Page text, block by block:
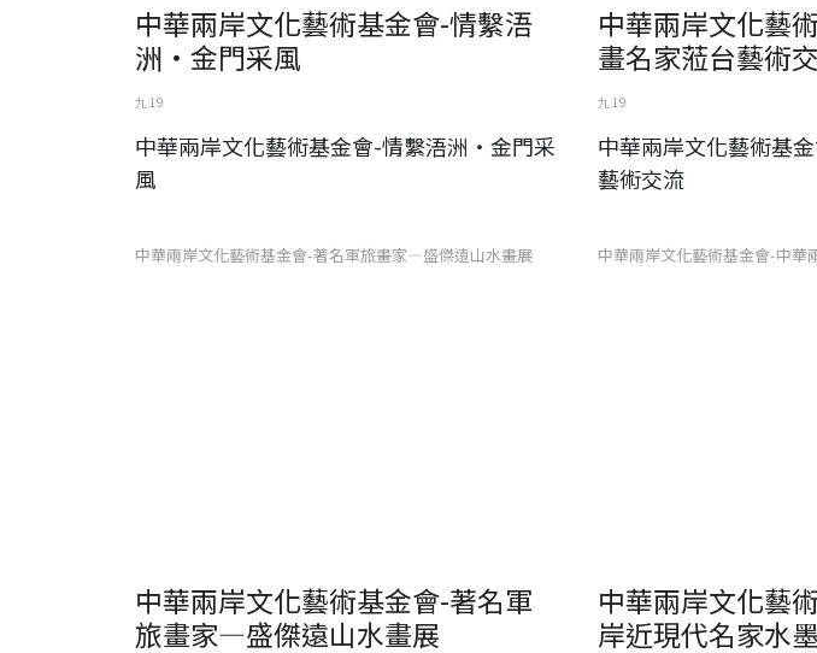
中華兩岸文化藝術基金會-情繫浯
洲‧金門采風
九 19
中華兩岸文化藝術基金會-情繫浯洲‧金門采
風
中華兩岸文化藝
畫名家蒞台藝術
九 19
中華兩岸文化藝術基
藝術交流
中華兩岸文化藝術基金會-著名軍旅畫家—盛傑遠山水畫展
中華兩岸文化藝術基金會-著名軍
旅畫家—盛傑遠山水畫展
中華兩岸文化藝術基金會-中華
中華兩岸文化藝
岸近現代名家水